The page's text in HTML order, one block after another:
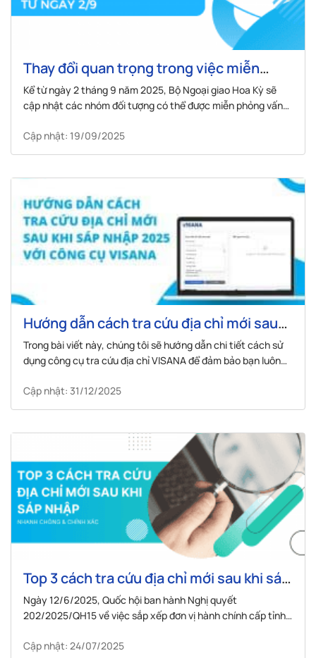
Thay đổi quan trọng trong việc miễn
phỏng vấn khi gia hạn visa Mỹ từ ngày
1/10
Kể từ ngày 2 tháng 9 năm 2025, Bộ Ngoại giao Hoa Kỳ sẽ
cập nhật các nhóm đối tượng có thể được miễn phỏng vấn
Cập nhật: 19/09/2025
Hướng dẫn cách tra cứu địa chỉ mới sau
khi sáp nhập với công cụ VISANA
Trong bài viết này, chúng tôi sẽ hướng dẫn chi tiết cách sử
dụng công cụ tra cứu địa chỉ VISANA để đảm bảo bạn luôn
Cập nhật: 31/12/2025
Top 3 cách tra cứu địa chỉ mới sau khi sáp
nhập nhanh chóng & chính xác
Ngày 12/6/2025, Quốc hội ban hành Nghị quyết
202/2025/QH15 về việc sắp xếp đơn vị hành chính cấp tỉnh.
còn 34 tỉnh, thành gồm 28 tỉnh và 6 Thành phố trực thuộc
Cập nhật: 24/07/2025